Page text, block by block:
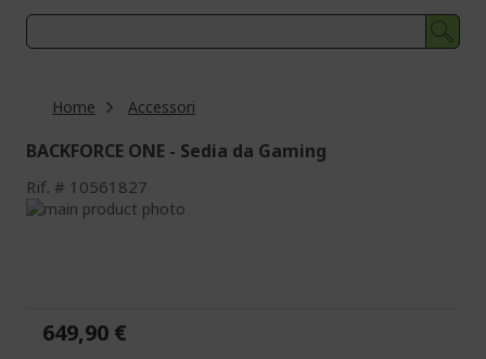
Home Accessori
BACKFORCE ONE - Sedia da Gaming
Rif. 10561827
Vai
immagini
immagini
649,90 €